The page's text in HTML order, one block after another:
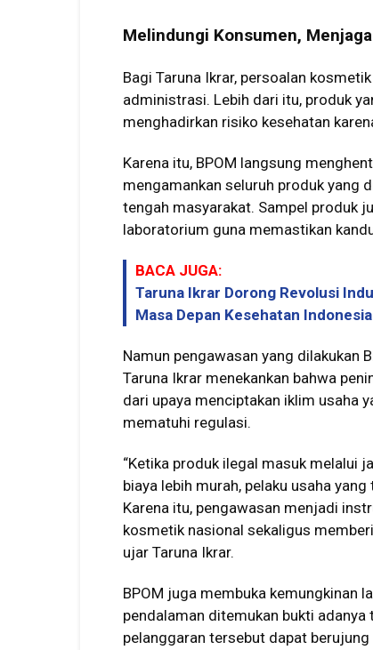
Melindungi Konsumen,
Bagi Taruna Ikrar, persoalan
administrasi. Lebih dari itu, produk
menghadirkan risiko kesehatan
Karena itu, BPOM langsung
mengamankan seluruh produk yang
tengah masyarakat. Sampel produk
laboratorium guna memastikan
BACA JUGA:
Taruna Ikrar Dorong Revolusi
Masa Depan Kesehatan Indonesia
Namun pengawasan yang dilakukan
Taruna Ikrar menekankan bahwa
dari upaya menciptakan iklim usaha
mematuhi regulasi.
“Ketika produk ilegal masuk melalui
biaya lebih murah, pelaku usaha
Karena itu, pengawasan menjadi
kosmetik nasional sekaligus
ujar Taruna Ikrar.
BPOM juga membuka kemungkinan
pendalaman ditemukan bukti adanya
pelanggaran tersebut dapat